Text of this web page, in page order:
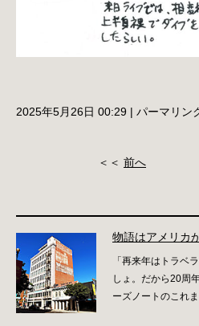
2025年5月26日 00:29 | パーマリン
＜＜ 前へ
物語はアメリカ
「再来年はトラベ
しょ。だから20周
ーズノートのこれ